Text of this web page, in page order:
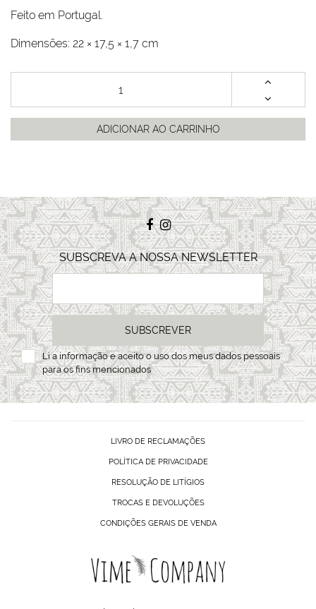
Feito em Portugal.
Dimensões: 22 × 17,5 × 1,7 cm
ADICIONAR AO CARRINHO
SUBSCREVA A NOSSA NEWSLETTER
SUBSCREVER
Li ainformaçãoe aceito o uso dos meus dados pessoais
para os fins mencionados
LIVRO DE RECLAMAÇÕES
POLÍTICA DE PRIVACIDADE
RESOLUÇÃO DE LITÍGIOS
TROCAS E DEVOLUÇÕES
CONDIÇÕES GERAIS DE VENDA